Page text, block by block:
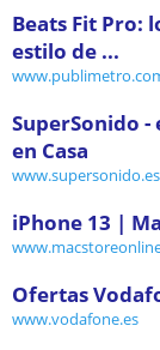
Beats Fit Pro:
estilo de ...
SuperSonido -
en Casa
www.supersonido.es
iPhone 13 |
Ofertas
www.vodafone.es